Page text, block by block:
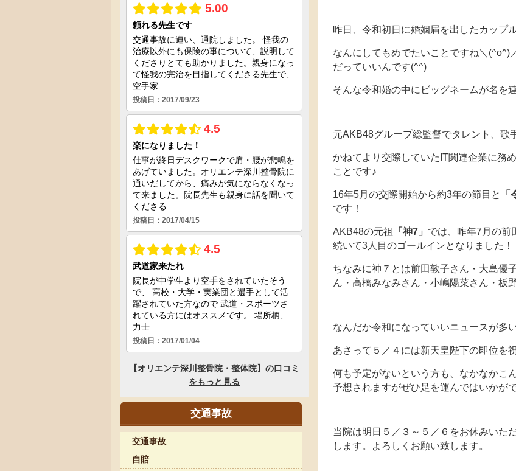
昨日、令和初日に婚姻届を出したカップ
なんにしてもめでたいことですね＼
だっていいんです(^^)
そんな令和婚の中にビッグネームが名を
元AKB48グループ総監督でタレント、歌
かねてより交際していたIT関連企業に務
ことです♪
16年5月の交際開始から約3年の節目と 「
です！
AKB48の元祖 「神7」 では、昨年7月の前
続いて3人目のゴールインとなりました！
ちなみに神７とは前田敦子さん・大島優
ん・高橋みなみさん・小嶋陽菜さん・板
なんだか令和になっていいニュースが多
あさって５／４には新天皇陛下の即位を
何も予定がないという方も、なかなかこ
予想されますがぜひ足を運んではいかが
当院は明日５／３～５／６をお休みいた
します。よろしくお願い致します。
交通事故
交通事故
自賠